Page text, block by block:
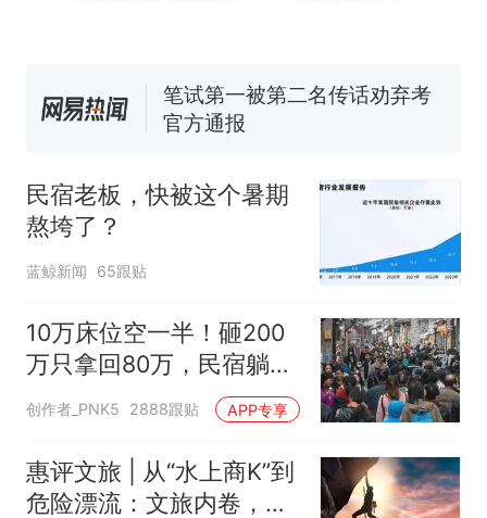
已叫停招聘，成立调查组全面
核查
笔试第一被第二名传话劝弃考
官方通报
43.98万起
热 那个在床头放菜刀的女孩，
民宿老板，快被这个暑期
熬垮了？
蓝鲸新闻 65跟贴
10万床位空一半！砸200
万只拿回80万，民宿躺赚
神话彻底碎了
创作者_PNK5 2888跟贴 APP专享
惠评文旅 | 从“水上商K”到
危险漂流：文旅内卷，已